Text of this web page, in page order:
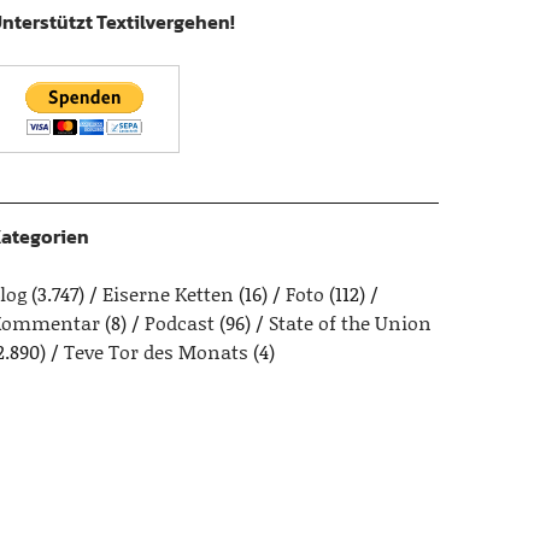
Textilvergehen!
(3.747) Eiserne Ketten (16) Foto (112)
(8) Podcast(96)
State of the Union
Teve Tor des Monats (4)